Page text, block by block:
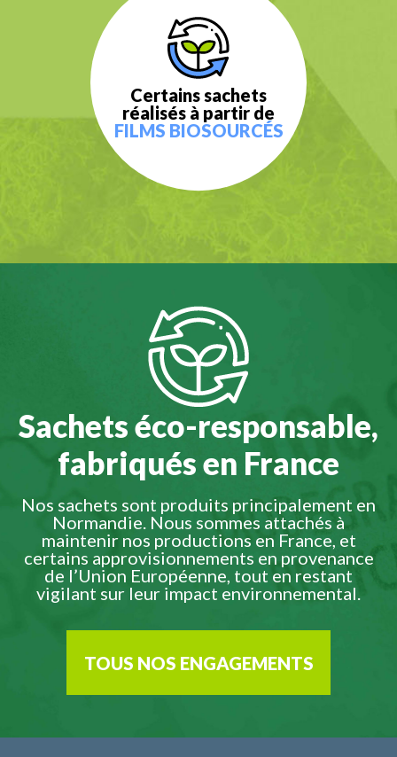
Certains sachets
réalisés à partir de
FILMS BIOSOURCÉS
Sachets éco-responsable,
fabriqués en France
Nos sachets sont produits principalement en
Normandie. Nous sommes attachés à
maintenir nos productions en France, et
certains approvisionnements en provenance
de l’Union Européenne, tout en restant
vigilant sur leur impact environnemental.
TOUS NOS ENGAGEMENTS